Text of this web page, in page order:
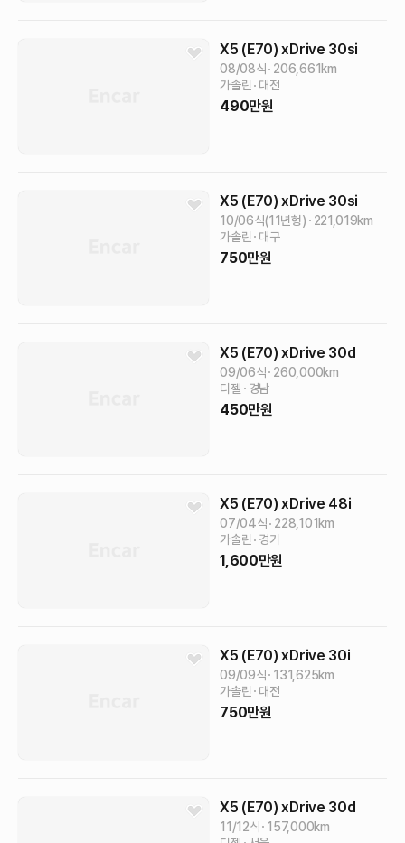
X5 (E70) xDrive 30si
08/08식 206,661 km
가솔린
대전
490만원
X5 (E70) xDrive 30si
10/06식(11년형) 221,019km
가솔린
대구
750만원
X5 (E70) xDrive 30d
09/06식 260,000km
디젤
경남
450만원
X5 (E70) xDrive 48i
07/04식 228,101 km
가솔린
경기
1,600만원
X5 (E70) xDrive 30i
09/09식 131,625km
가솔린
대전
750만원
X5 (E70) xDrive 30d
11/12식 157,000km